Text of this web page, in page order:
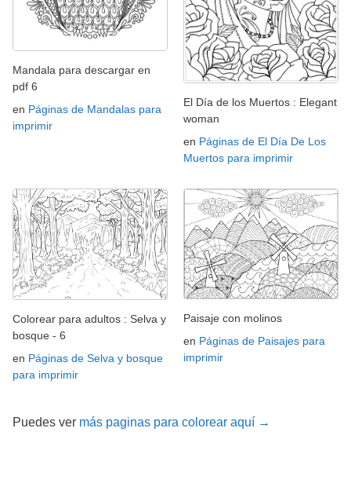
Mandala para descargar en
pdf 6
en Páginas de Mandalas para
imprimir
El Día de los Muertos : Elegant
woman
en Páginas de El Día De Los
Muertos para imprimir
Colorear para adultos : Selva y
bosque - 6
en Páginas de Selva y bosque
para imprimir
Paisaje con molinos
en Páginas de Paisajes para
imprimir
Puedes ver más paginas para colorear aquí →